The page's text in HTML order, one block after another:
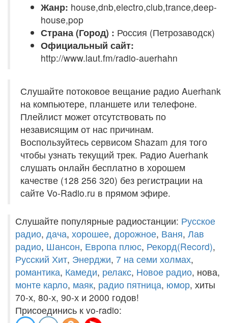
Жанр: house,dnb,electro,club,trance,deep-
house,pop
Страна (Город) : Россия (Петрозаводск)
Официальный сайт:
http://www.laut.fm/radio-auerhahn
Слушайте потоковое вещание радио Auerhank
на компьютере, планшете или телефоне.
Плейлист может отсутствовать по
независящим от нас причинам.
Воспользуйтесь сервисом Shazam для того
чтобы узнать текущий трек. Радио Auerhank
слушать онлайн бесплатно в хорошем
качестве (128 256 320) без регистрации на
сайте Vo-Radio.ru в прямом эфире.
Слушайте популярные радиостанции: Русское
радио, дача, хорошее, дорожное, Ваня, Лав
радио, Шансон, Европа плюс, Рекорд(Record),
Русский Хит, Энерджи, 7 на семи холмах,
романтика, Камеди, релакс, Новое радио, нова,
монте карло, маяк, радио пятница, юмор, хиты
70-х, 80-х, 90-х и 2000 годов!
Присоединись к vo-radio: